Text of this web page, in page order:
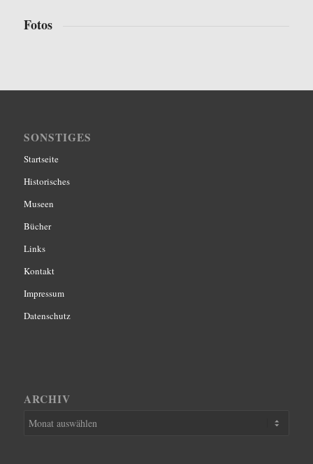
Fotos
SONSTIGES
Startseite
Historisches
Museen
Bücher
Links
Kontakt
Impressum
Datenschutz
ARCHIV